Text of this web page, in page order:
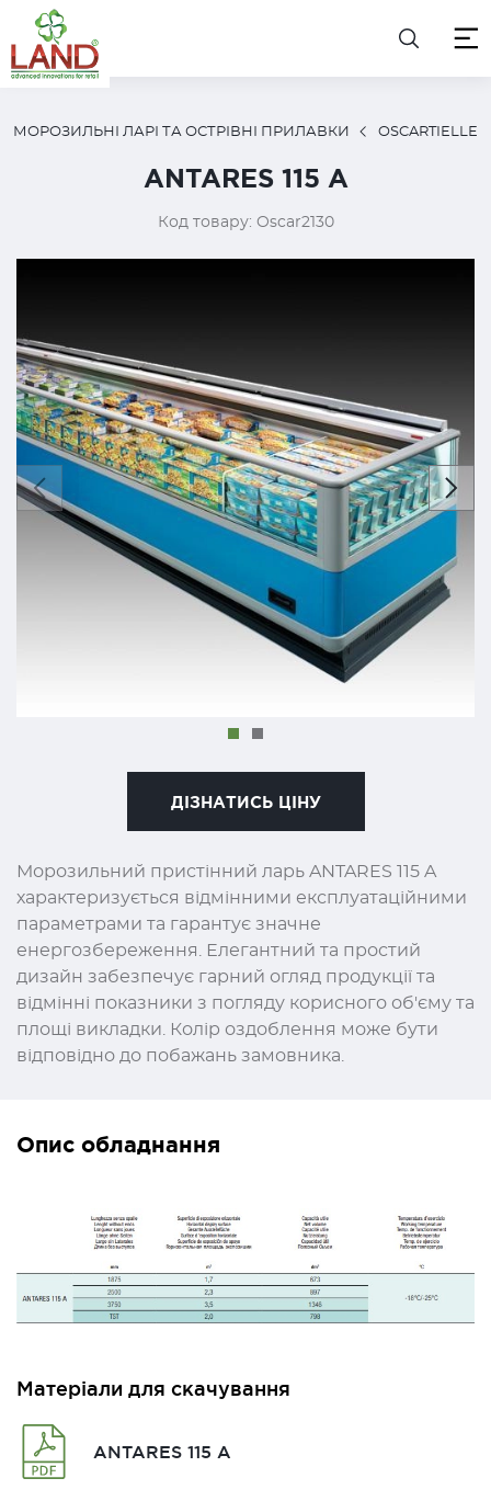
МОРОЗИЛЬНІ ЛАРІ ТА ОСТРІВНІ ПРИЛАВКИ OSCARTIELLE
ANTARES 115 А
Код товару: Oscar2130
ДІЗНАТИСЬ ЦІНУ
Морозильний пристінний ларь ANTARES 115 A
характеризується відмінними експлуатаційними
параметрами та гарантує значне
енергозбереження. Елегантний та простий
дизайн забезпечує гарний огляд продукції та
відмінні показники з погляду корисного об'єму та
площі викладки. Колір оздоблення може бути
відповідно до побажань замовника.
Опис обладнання
Матеріали для скачування
ANTARES 115 A